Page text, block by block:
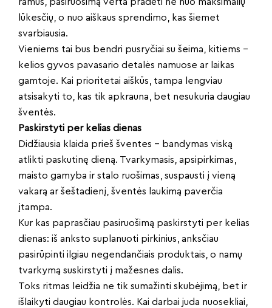
lūkesčių, o nuo aiškaus sprendimo, kas šiemet
svarbiausia.
Vieniems tai bus bendri pusryčiai su šeima, kitiems –
kelios gyvos pavasario detalės namuose ar laikas
gamtoje. Kai prioritetai aiškūs, tampa lengviau
atsisakyti to, kas tik apkrauna, bet nesukuria daugiau
šventės.
Paskirstyti per kelias dienas
Didžiausia klaida prieš šventes – bandymas viską
atlikti paskutinę dieną. Tvarkymasis, apsipirkimas,
maisto gamyba ir stalo ruošimas, suspausti į vieną
vakarą ar šeštadienį, šventės laukimą paverčia
įtampa.
Kur kas paprasčiau pasiruošimą paskirstyti per kelias
dienas: iš anksto suplanuoti pirkinius, anksčiau
pasirūpinti ilgiau negendančiais produktais, o namų
tvarkymą suskirstyti į mažesnes dalis.
Toks ritmas leidžia ne tik sumažinti skubėjimą, bet ir
išlaikyti daugiau kontrolės. Kai darbai juda nuosekliai,